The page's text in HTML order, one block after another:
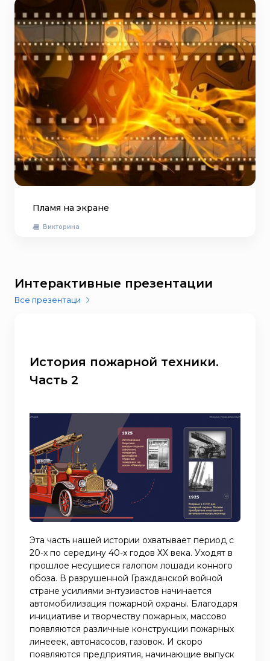
Пламя на экране
Викторина
Интерактивные презентации
Все презентаци
История пожарной техники.
Часть 2
Эта часть нашей истории охватывает период с
20-х по середину 40-х годов ХХ века. Уходят в
прошлое несущиеся галопом лошади конного
обоза. В разрушенной Гражданской войной
стране усилиями энтузиастов начинается
автомобилизация пожарной охраны. Благодаря
инициативе и творчеству пожарных, массово
появляются различные конструкции пожарных
линееек, автонасосов, газовок. И скоро
появляются предприятия, начинающие выпуск